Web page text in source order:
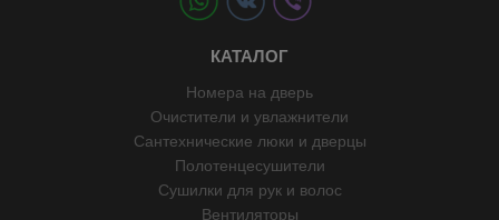
КАТАЛОГ
Номера на дверь
Очистители и увлажнители
Сантехнические люки и дверцы
Полотенцесушители
Сушилки для рук и волос
Вентиляторы